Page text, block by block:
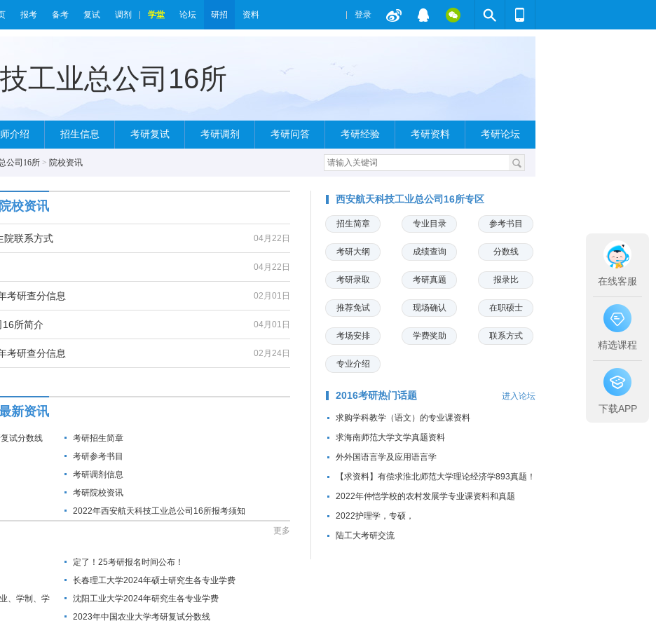
报考 备考 复试 调剂 学堂 论坛 研招 资料 登录
介绍 招生信息 考研复试 考研调剂 考研问答 考研经验 考研资料 考研论坛
公司16所 > 院校资讯
校资讯
04月22日
院联系方式
04月22日
02月01日
考研查分信息
04月01日
16所简介
02月24日
考研查分信息
新资讯
试分数线
考研招生简章
考研参考书目
考研调剂信息
考研院校资讯
2022年西安航天科技工业总公司16所报考须知
更多
定了！25考研报名时间公布！
长春理工大学2024年硕士研究生各专业学费
、学制、学
沈阳工业大学2024年研究生各专业学费
2023年中国农业大学考研复试分数线
西安航天科技工业总公司16所专区
招生简章 专业目录 参考书目
考研大纲 成绩查询 分数线
考研录取 考研真题 报录比
推荐免试 现场确认 在职硕士
考场安排 学费奖助 联系方式
专业介绍
2016考研热门话题 进入论坛
求购学科教学（语文）的专业课资料
求海南师范大学文学真题资料
外外国语言学及应用语言学
【求资料】有偿求淮北师范大学理论经济学893真题！
2022年仲恺学校的农村发展学专业课资料和真题
2022护理学，专硕，
陆工大考研交流
在线客服
精选课程
下载APP